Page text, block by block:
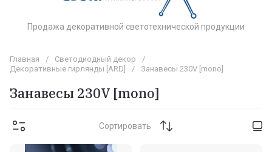
Продажа декоративной светотехнической продукции
Главная / Светодиодный декор
/
Декоративные гирлянды [ARD]
/ Занавесы 230V [mono]
Занавесы 230V [mono]
Сортировать